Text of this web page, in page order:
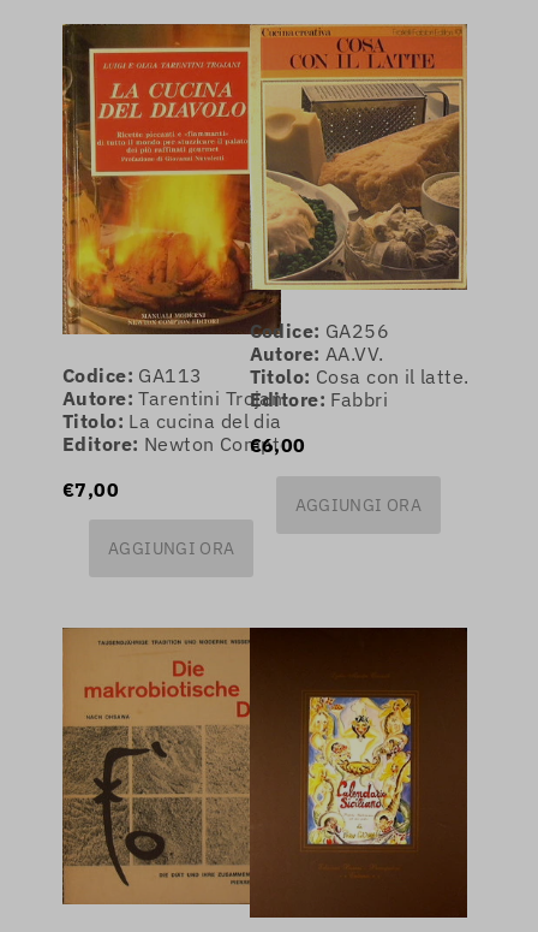
Codice: GA113
Autore: Tarentini Trojani Luigi e Olga
Titolo: La cucina del diavolo.
Editore: Newton Compton
€7,00
AGGIUNGI ORA
Codice: GA256
Autore: AA.VV.
Titolo: Cosa con il latte.
Editore: Fabbri
€6,00
AGGIUNGI ORA